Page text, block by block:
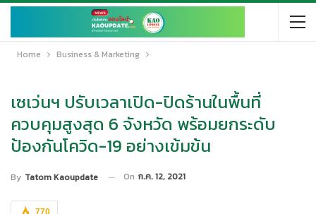
Home Business & Marketing
เซเว่นฯ ปรับเวลาเปิด-ปิดร้านในพื้นที่
ควบคุมสูงสุด 6 จังหวัด พร้อมยกระดับ
ป้องกันโควิด-19 อย่างเข้มข้น
By Tatom Kaoupdate On ก.ค. 12, 2021
770